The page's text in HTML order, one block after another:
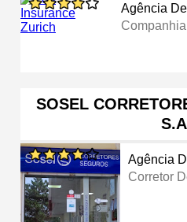
Agência
SOSEL
Agência
Corretor